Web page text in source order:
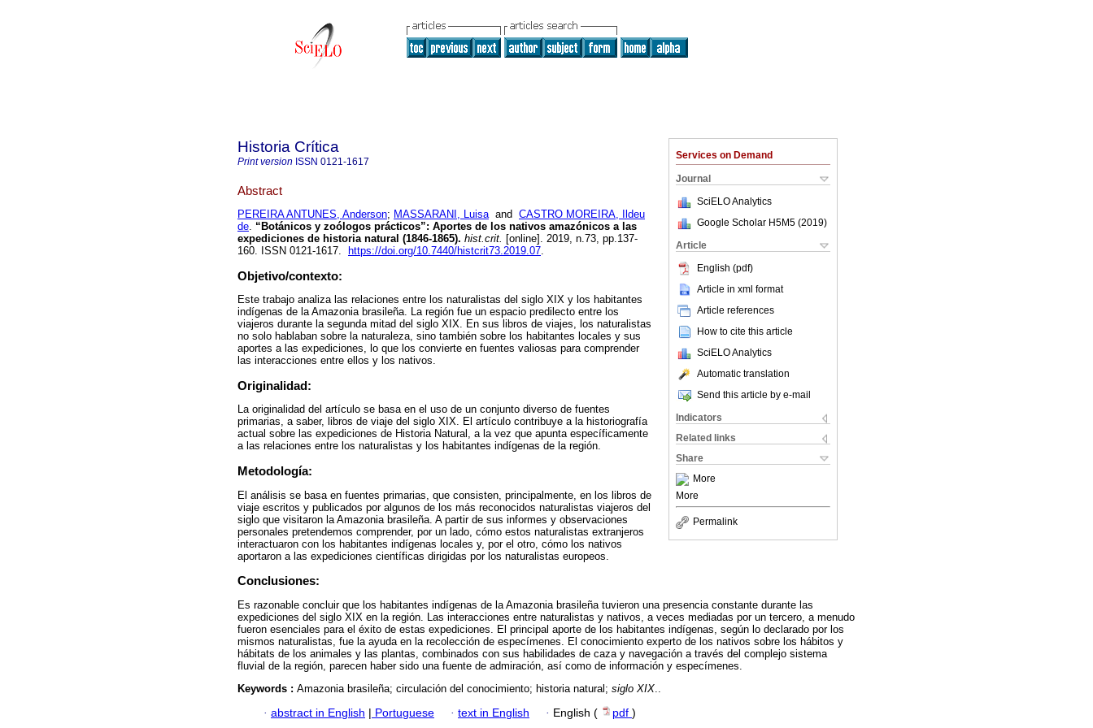
Services on Demand
Journal
SciELO Analytics
Google Scholar H5M5 (2019)
Article
English (pdf)
Article in xml format
Article references
How to cite this article
SciELO Analytics
Automatic translation
Send this article by e-mail
Indicators
Related links
Share
More
More
Permalink
Historia Crítica
Print version ISSN 0121-1617
Abstract
PEREIRA ANTUNES, Anderson; MASSARANI, Luisaand CASTRO MOREIRA, Ildeu
de. “Botánicos y zoólogos prácticos”: Aportes de los nativos amazónicos a las
expediciones de historia natural (1846-1865). hist.crit. [online]. 2019, n.73, pp.137-
160. ISSN 0121-1617.
https://doi.org/10.7440/histcrit73.2019.07.
Objetivo/contexto:
Este trabajo analiza las relaciones entre los naturalistas del siglo XIX y los habitantes
indígenas de la Amazonia brasileña. La región fue un espacio predilecto entre los
viajeros durante la segunda mitad del siglo XIX. En sus libros de viajes, los naturalistas
no solo hablaban sobre la naturaleza, sino también sobre los habitantes locales y sus
aportes a las expediciones, lo que los convierte en fuentes valiosas para comprender
las interacciones entre ellos y los nativos.
Originalidad:
La originalidad del artículo se basa en el uso de un conjunto diverso de fuentes
primarias, a saber, libros de viaje del siglo XIX. El artículo contribuye a la historiografía
actual sobre las expediciones de Historia Natural, a la vez que apunta específicamente
a las relaciones entre los naturalistas y los habitantes indígenas de la región.
Metodología:
El análisis se basa en fuentes primarias, que consisten, principalmente, en los libros de
viaje escritos y publicados por algunos de los más reconocidos naturalistas viajeros del
siglo que visitaron la Amazonia brasileña. A partir de sus informes y observaciones
personales pretendemos comprender, por un lado, cómo estos naturalistas extranjeros
interactuaron con los habitantes indígenas locales y, por el otro, cómo los nativos
aportaron a las expediciones científicas dirigidas por los naturalistas europeos.
Conclusiones:
Es razonable concluir que los habitantes indígenas de la Amazonia brasileña tuvieron una presencia constante durante las
expediciones del siglo XIX en la región. Las interacciones entre naturalistas y nativos, a veces mediadas por un tercero, a menudo
fueron esenciales para el éxito de estas expediciones. El principal aporte de los habitantes indígenas, según lo declarado por los
mismos naturalistas, fue la ayuda en la recolección de especímenes. El conocimiento experto de los nativos sobre los hábitos y
hábitats de los animales y las plantas, combinados con sus habilidades de caza y navegación a través del complejo sistema
fluvial de la región, parecen haber sido una fuente de admiración, así como de información y especímenes.
Keywords : Amazonia brasileña; circulación del conocimiento; historia natural; siglo XIX
· abstract in English Portuguese · text in English · English ( pdf )